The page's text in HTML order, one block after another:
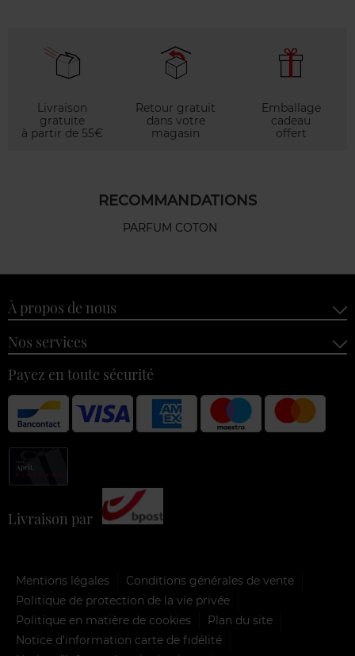
Livraison
gratuite
à partir de 55€
Retour gratuit
dans votre
magasin
Emballage
cadeau
offert
RECOMMANDATIONS
PARFUM COTON
À propos de nous
Nos services
Payez en toute sécurité
Livraison par
Mentions légales
Conditions générales de vente
Politique de protection de la vie privée
Politique en matière de cookies
Plan du site
Notice d'information carte de fidélité